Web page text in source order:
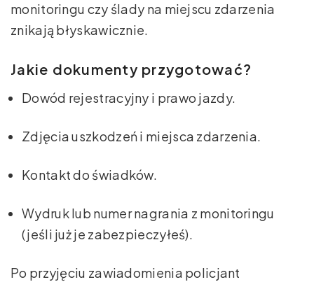
monitoringu czy ślady na miejscu zdarzenia
znikają błyskawicznie.
Jakie dokumenty przygotować?
Dowód rejestracyjny i prawo jazdy.
Zdjęcia uszkodzeń i miejsca zdarzenia.
Kontakt do świadków.
Wydruk lub numer nagrania z monitoringu
(jeśli już je zabezpieczyłeś).
Po przyjęciu zawiadomienia policjant